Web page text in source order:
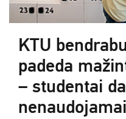
KTU
padeda
– studentai